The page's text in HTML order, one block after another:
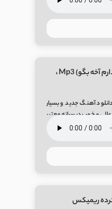
دانلود آهنگ حسادت از پوبون (چقد مگه تحمل دارم آخه بگو) Mp3 ،
آهنگ جدید و بسیار
” بصورت لینک مستقیم و با 2 کیفیت عالی و خوب در رسانه معتبر
ریمیکس